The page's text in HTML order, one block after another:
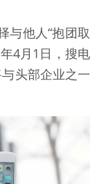
与他人“抱团取
4月1日，搜电
头部企业之一